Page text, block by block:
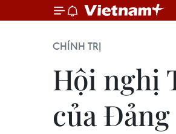
CHÍNH TRỊ
Hội nghị
của Đảng